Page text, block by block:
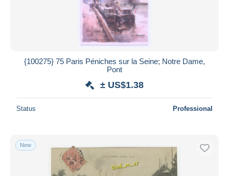
{100275} 75 Paris Péniches sur la Seine; Notre Dame,
Pont
± US$1.38
Status Professional
New